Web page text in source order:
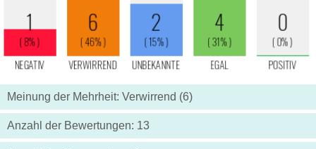
Meinung der Mehrheit: Verwirrend (6)
Anzahl der Bewertungen: 13